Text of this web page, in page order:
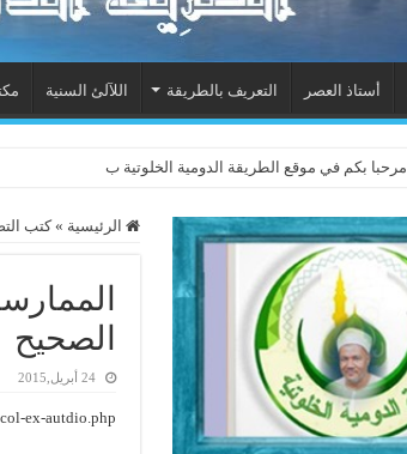
أستاذ العصر التعريف بالطريقة اللآلئ السنية
مرحبا بكم في موقع الطريقة الدومية الخلوتية بشكله الجديد 2015
الرئيسية » كتب
الصحيح
24 أبريل,2015
ex-autdio.php